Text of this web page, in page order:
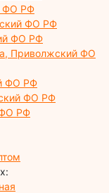
ФО РФ
ФО РФ
ФО РФ
Приволжский ФО
ФО РФ
ФО РФ
ФО РФ